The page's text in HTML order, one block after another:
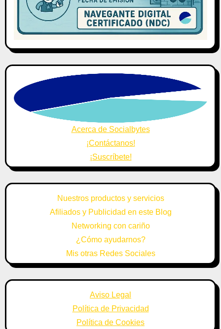
Acerca de Socialbytes
¡Contáctanos!
¡Suscríbete!
Nuestros productos y servicios
Afiliados y Publicidad en este Blog
Networking con cariño
¿Cómo ayudarnos?
Mis otras Redes Sociales
Aviso Legal
Política de Privacidad
Política de Cookies